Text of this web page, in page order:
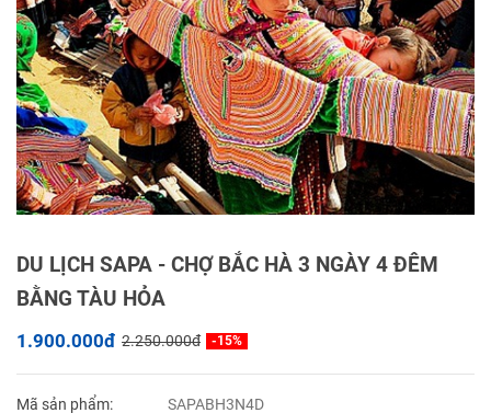
DU LỊCH SAPA - CHỢ BẮC HÀ 3 NGÀY 4 ĐÊM
BẰNG TÀU HỎA
1.900.000đ 2.250.000đ -15%
Mã sản phẩm: SAPABH3N4D